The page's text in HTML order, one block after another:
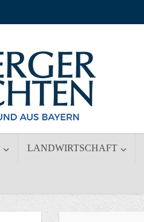
LANDWIRTSCHAFT